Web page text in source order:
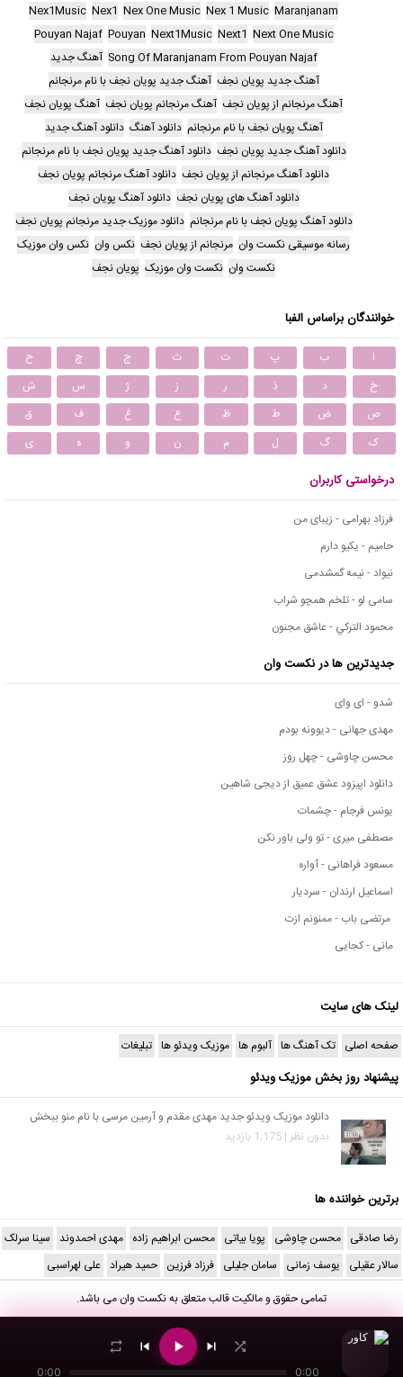
Maranjanam
Nex 1 Music
Nex One Music
Nex1
Nex1Music
Next One Music
Next1
Next1Music
Pouyan
Pouyan Najaf
Song Of Maranjanam From Pouyan Najaf آهنگ جدید
آهنگ جدید پویان نجف آهنگ جدید پویان نجف با نام مرنجانم
آهنگ مرنجانم از پویان نجف آهنگ مرنجانم پویان نجف آهنگ پویان نجف
آهنگ پویان نجف با نام مرنجانم دانلود آهنگ دانلود آهنگ جدید
دانلود آهنگ جدید پویان نجف دانلود آهنگ جدید پویان نجف با نام مرنجانم
دانلود آهنگ مرنجانم از پویان نجف دانلود آهنگ مرنجانم پویان نجف
دانلود آهنگ های پویان نجف دانلود آهنگ پویان نجف
دانلود آهنگ پویان نجف با نام مرنجانم دانلود موزیک جدید مرنجانم پویان نجف
رسانه موسیقی نکست وان مرنجانم از پویان نجف نکس وان نکس وان موزیک
نکست وان نکست وان موزیک پویان نجف
خوانندگان براساس الفبا
ا ب پ ت ث ج چ
ح
خ
د ذ ر ز ژ س
ش
ص
ض ط ظ ع غ ف
ق
ک
گ ل م ن و ه ی
درخواستی کاربران
فرزاد بهرامی - زیبای من
حامیم - یکیو دارم
نیواد - نیمه گمشدمی
سامی لو - تلخم همچو شراب
محمود التركي - عاشق مجنون
جدیدترین ها در نکست وان
شدو - ای وای
مهدی جهانی - دیوونه بودم
محسن چاوشی - چهل روز
دانلود اپیزود عشق عمیق از دیجی شاهین
یونس فرجام - چشمات
مصطفی میری - تو ولی باور نکن
مسعود فراهانی - آواره
اسماعیل ارندان - سردیار
مرتضی باب - ممنونم ازت
مانی - کجایی
0:00
0:00
لینک های سایت
صفحه اصلی تک آهنگ ها آلبوم ها موزیک ویدئو ها تبلیغات
پیشنهاد روز بخش موزیک ویدئو
دانلود موزیک ویدئو جدید مهدی مقدم و آرمین مرسی با نام منو ببخش
بدون نظر | 1,175 بازدید
برترین خواننده ها
رضا صادقی محسن چاوشی پویا بیاتی محسن ابراهیم زاده مهدی احمدوند سینا سرلک
سالار عقیلی یوسف زمانی سامان جلیلی فرزاد فرزین حمید هیراد علی لهراسبی
تمامی حقوق و مالکیت قالب متعلق بهنکست وانمی باشد.